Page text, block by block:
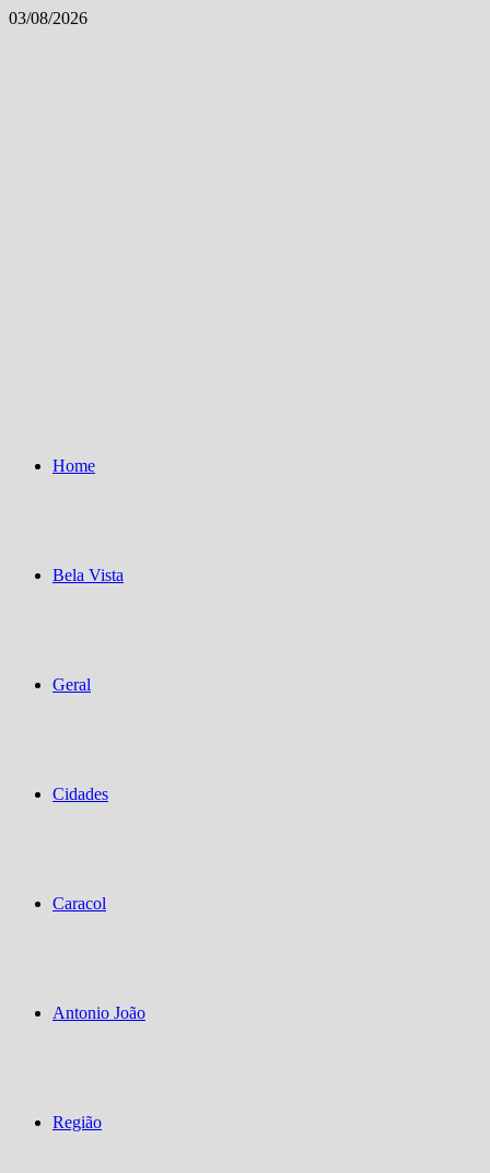
Skip
03/08/2026
Home
Bela Vista
Geral
Cidades
Caracol
Antonio João
Região